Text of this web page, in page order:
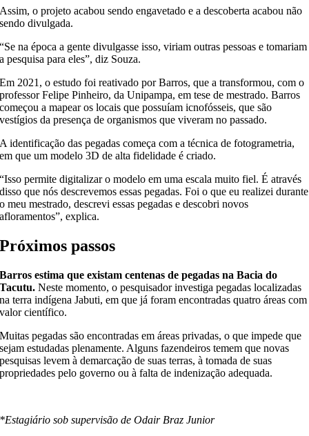
Assim, o projeto acabou sendo engavetado e a descoberta acabou não
sendo divulgada.
“Se na época a gente divulgasse isso, viriam outras pessoas e tomariam
a pesquisa para eles”, diz Souza.
Em 2021, o estudo foi reativado por Barros, que a transformou, com o
professor Felipe Pinheiro, da Unipampa, em tese de mestrado. Barros
começou a mapear os locais que possuíam icnofósseis, que são
vestígios da presença de organismos que viveram no passado.
A identificação das pegadas começa com a técnica de fotogrametria,
em que um modelo 3D de alta fidelidade é criado.
“Isso permite digitalizar o modelo em uma escala muito fiel. É através
disso que nós descrevemos essas pegadas. Foi o que eu realizei durante
o meu mestrado, descrevi essas pegadas e descobri novos
afloramentos”, explica.
Próximos passos
Barros estima que existam centenas de pegadas na Bacia do
Tacutu. Neste momento, o pesquisador investiga pegadas localizadas
na terra indígena Jabuti, em que já foram encontradas quatro áreas com
valor científico.
Muitas pegadas são encontradas em áreas privadas, o que impede que
sejam estudadas plenamente. Alguns fazendeiros temem que novas
pesquisas levem à demarcação de suas terras, à tomada de suas
propriedades pelo governo ou à falta de indenização adequada.
*Estagiário sob supervisão de Odair Braz Junior